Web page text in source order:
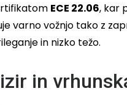
ECE 22.06, kar
varno vožnjo tako z
in nizko težo.
in